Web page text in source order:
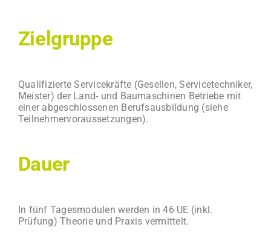
Zielgruppe
Qualifizierte Servicekräfte (Gesellen, Servicetechniker,
Meister) der Land- und Baumaschinen Betriebe mit
einer abgeschlossenen Berufsausbildung (siehe
Teilnehmervoraussetzungen).
Dauer
In fünf Tagesmodulen werden in 46 UE (inkl.
Prüfung) Theorie und Praxis vermittelt.